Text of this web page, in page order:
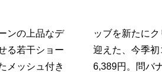
ンの上品なデ
る若干ショー
メッシュ付き
クターとして
が集まる。各
TEL 0120・